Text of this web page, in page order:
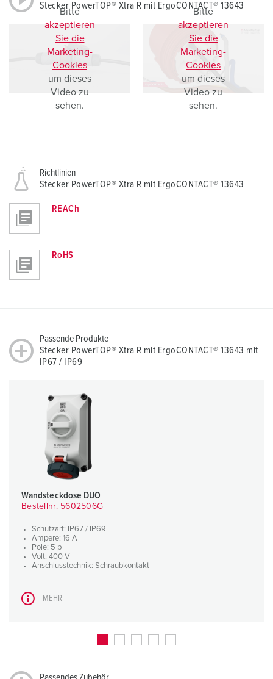
Stecker PowerTOP® Xtra R mit ErgoCONTACT® 13643
Bitte
akzeptieren
Sie die
Marketing-
Cookies
um dieses
Video zu
sehen.
Bitte
akzeptieren
Sie die
Marketing-
Cookies
um dieses
Video zu
sehen.
Richtlinien
Stecker PowerTOP® Xtra R mit ErgoCONTACT® 13643
REACh
RoHS
Passende Produkte
Stecker PowerTOP® Xtra R mit ErgoCONTACT® 13643 mit
IP67 / IP69
Wandsteckdose DUO
Bestellnr. 5602506G
Schutzart: IP67 / IP69
Ampere: 16 A
Pole: 5 p
Volt: 400 V
Anschlusstechnik: Schraubkontakt
MEHR